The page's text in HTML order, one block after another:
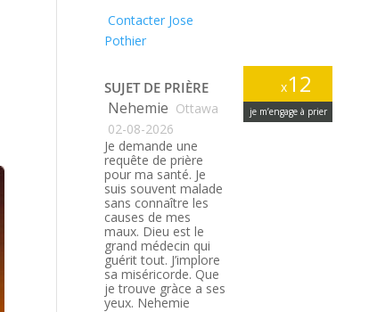
Contacter Jose
Pothier
x12
je m’engage à prier
SUJET DE PRIÈRE
Nehemie Ottawa
02-08-2026
Je demande une
requête de prière
pour ma santé. Je
suis souvent malade
sans connaître les
causes de mes
maux. Dieu est le
grand médecin qui
guérit tout. J’implore
sa miséricorde. Que
je trouve gràce a ses
yeux. Nehemie